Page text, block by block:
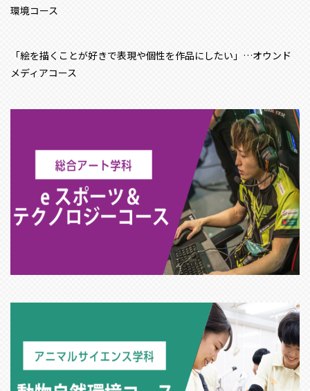
環境コース
「絵を描くことが好きで表現や個性を作品にしたい」…オウンド
メディアコース